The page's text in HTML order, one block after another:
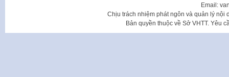
Email:
Chịu trách nhiệm phát ngôn và quản lý nội
Bản quyền thuộc về Sở VHTT. Yêu